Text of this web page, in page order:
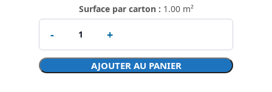
Surface par carton : 1.00 m²
AJOUTER AU PANIER